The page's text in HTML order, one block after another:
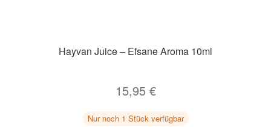
Hayvan Juice – Efsane Aroma 10ml
15,95 €
Nur noch 1 Stück verfügbar